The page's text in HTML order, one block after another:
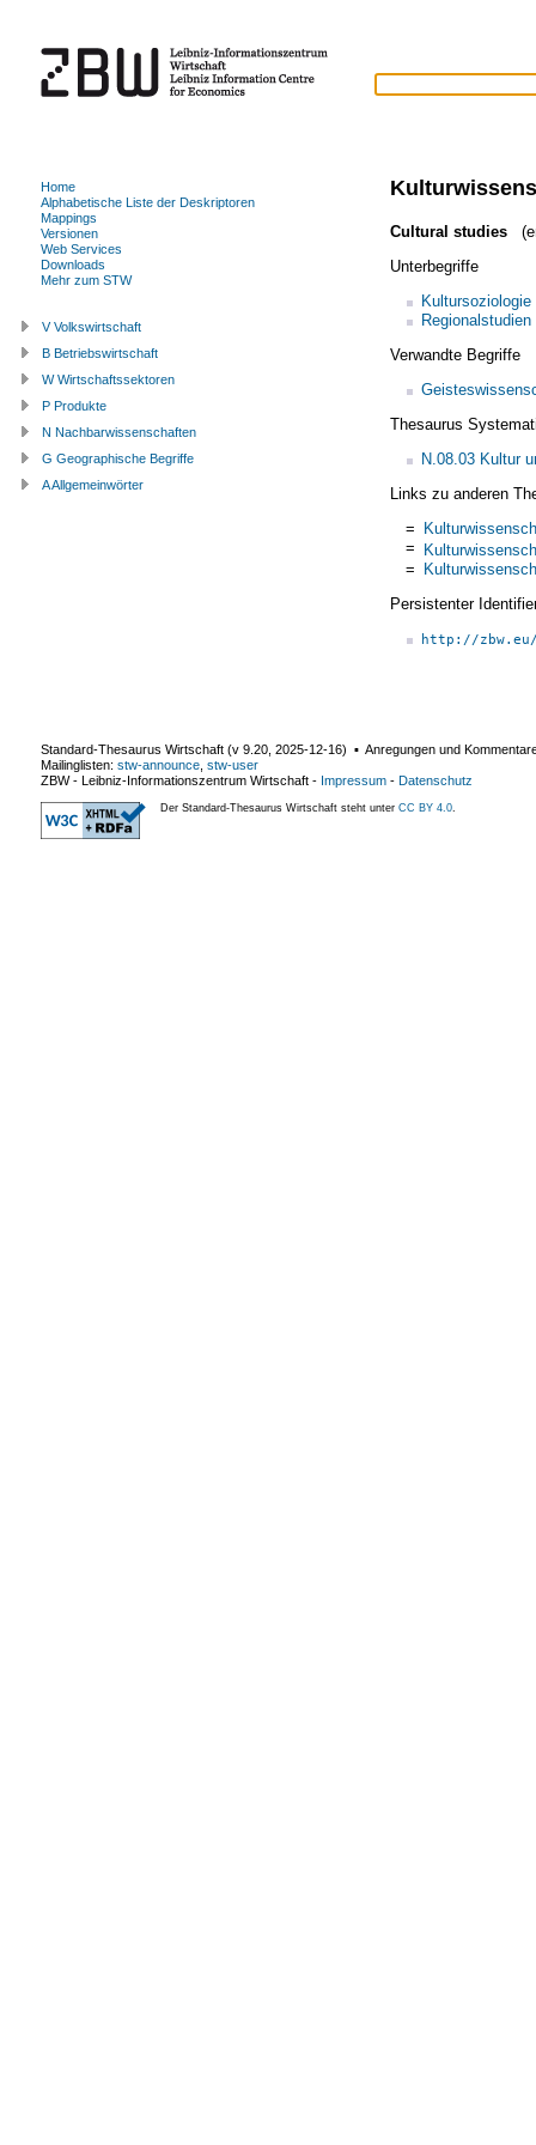
Cultural studies
Unterbegriffe
Kultursoziologie
Regionalstudien
Verwandte Begriffe
Thesaurus
N.08.03 Kultur
Links zu anderen
=
=
=
Persistenter
http://
Home
Alphabetische Liste der Deskriptoren
Mappings
Versionen
Web Services
Downloads
Mehr zum STW
V Volkswirtschaft
B Betriebswirtschaft
W Wirtschaftssektoren
P Produkte
N Nachbarwissenschaften
G Geographische Begriffe
A Allgemeinwörter
Standard-Thesaurus Wirtschaft (v 9.20 2025-12-16) ▪ Anregungen und
Mailinglisten: stw-announce stw-user
ZBW - Leibniz-Informationszentrum Wirtschaft - Impressum - Datenschutz
Der Standard-Thesaurus Wirtschaft steht unter CC BY 4.0